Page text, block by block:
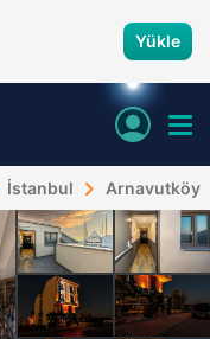
Yükle
İstanbul Arnavutköy